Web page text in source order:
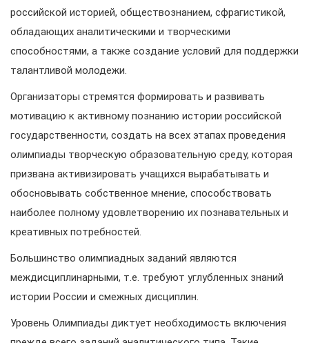
российской историей, обществознанием, сфрагистикой,
обладающих аналитическими и творческими
способностями, а также создание условий для поддержки
талантливой молодежи.
Организаторы стремятся формировать и развивать
мотивацию к активному познанию истории российской
государственности, создать на всех этапах проведения
олимпиады творческую образовательную среду, которая
призвана активизировать учащихся вырабатывать и
обосновывать собственное мнение, способствовать
наиболее полному удовлетворению их познавательных и
креативных потребностей.
Большинство олимпиадных заданий являются
междисциплинарными, т.е. требуют углубленных знаний
истории России и смежных дисциплин.
Уровень Олимпиады диктует необходимость включения